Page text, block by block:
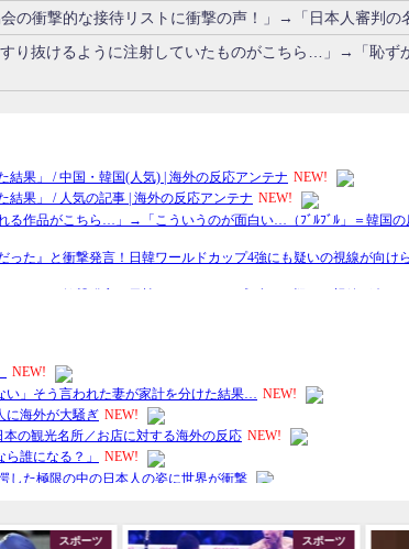
の衝撃的な接待リストに衝撃の声！」→「日本人審判の
り抜けるように注射していたものがこちら…」→「恥ず
スポーツ スポーツ